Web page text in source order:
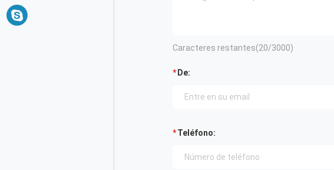
Caracteres restantes(20/3000)
De:
Teléfono: